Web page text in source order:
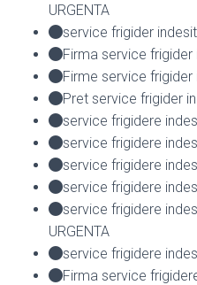
URGENTA
service frigider
Firma service frigider
Firme service frigider
Pret service frigider
service frigidere
service frigidere
service frigidere
service frigidere
service frigidere
URGENTA
service frigidere
Firma service